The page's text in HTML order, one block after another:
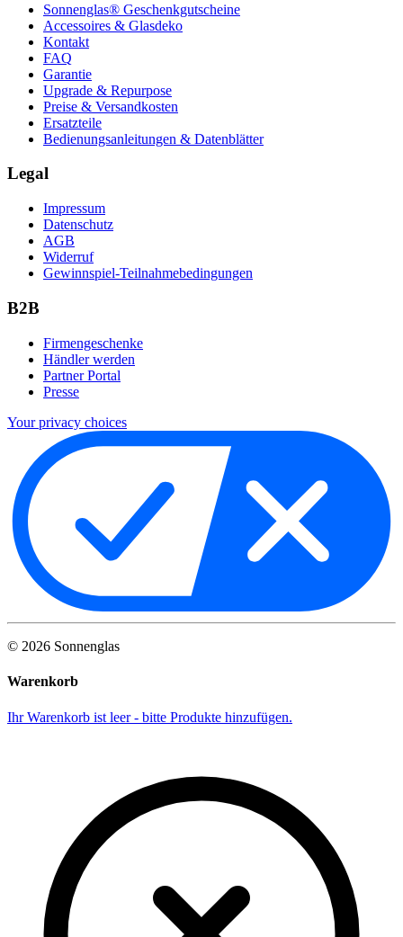
Sonnenglas® Geschenkgutscheine
Accessoires & Glasdeko
Kontakt
FAQ
Garantie
Upgrade & Repurpose
Preise & Versandkosten
Ersatzteile
Bedienungsanleitungen & Datenblätter
Legal
Impressum
Datenschutz
AGB
Widerruf
Gewinnspiel-Teilnahmebedingungen
B2B
Firmengeschenke
Händler werden
Partner Portal
Presse
Your privacy choices
© 2026 Sonnenglas
Warenkorb
Ihr Warenkorb ist leer - bitte Produkte hinzufügen.